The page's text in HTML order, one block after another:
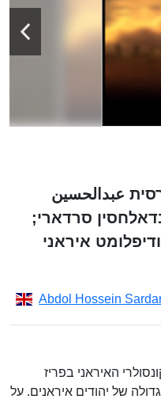
عبدالحسین
סרדארי;
ודיפלומט איראני
Abdol Hossein
האיראני בפריז
קהילה גדולה של יהודים איראנים. על